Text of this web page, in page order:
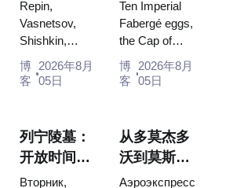
此安排行程
的画作
Repin,
Vasnetsov,
Shishkin,
Vrubel, Serov
and Surikov
people, where
they hang,
and why
booking the...
博
客
2026年8月
05日
彩蛋、宝座
与加冕礼服
Ten Imperial
Fabergé eggs,
the Cap of
Monomakh,
the double
the coronation
dress of
Catherine...
博
客
2026年8月
05日
列宁陵墓：
开放时间、
入场和与克
Вторник,
从多莫杰多
沃到莫斯科
市中心：乘
Аэроэкспресс